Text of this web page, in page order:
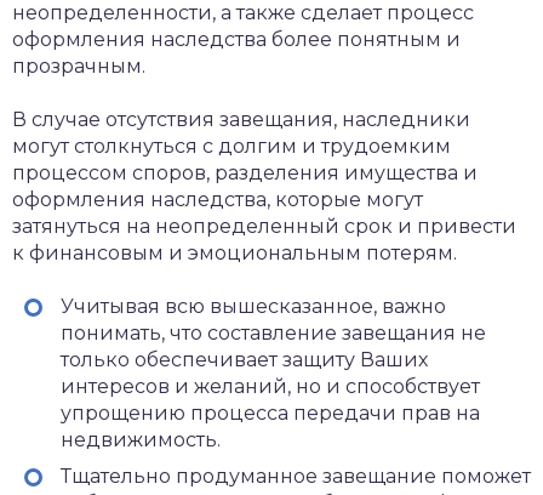
неопределенности, а также сделает процесс
оформления наследства более понятным и
прозрачным.
В случае отсутствия завещания, наследники
могут столкнуться с долгим и трудоемким
процессом споров, разделения имущества и
оформления наследства, которые могут
затянуться на неопределенный срок и привести
к финансовым и эмоциональным потерям.
Учитывая всю вышесказанное, важно
понимать, что составление завещания не
только обеспечивает защиту Ваших
интересов и желаний, но и способствует
упрощению процесса передачи прав на
недвижимость.
Тщательно продуманное завещание поможет